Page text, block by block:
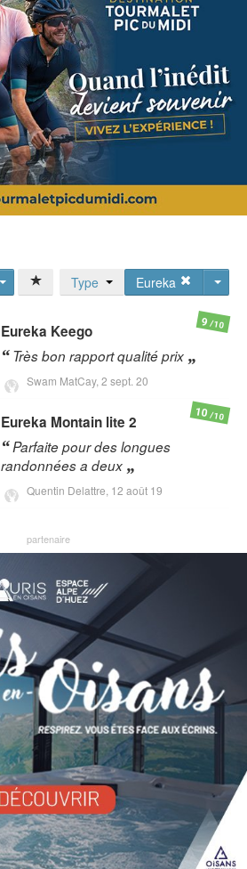
Eureka
Type
Eureka Keego
Très bon rapport qualité prix
Swam MatCay, 2 sept. 20
9/10
Eureka Montain lite 2
Parfaite pour des longues
randonnées a deux
Quentin Delattre, 12 août 19
10/10